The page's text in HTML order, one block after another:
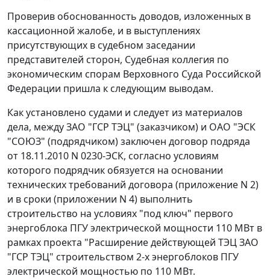
Проверив обоснованность доводов, изложенных в
кассационной жалобе, и в выступлениях
присутствующих в судебном заседании
представителей сторон, Судебная коллегия по
экономическим спорам Верховного Суда Российской
Федерации пришла к следующим выводам.
Как установлено судами и следует из материалов
дела, между ЗАО "ГСР ТЭЦ" (заказчиком) и ОАО "ЭСК
"СОЮЗ" (подрядчиком) заключен договор подряда
от 18.11.2010 N 0230-ЭСК, согласно условиям
которого подрядчик обязуется на основании
технических требований договора (приложение N 2)
и в сроки (приложении N 4) выполнить
строительство на условиях "под ключ" первого
энергоблока ПГУ электрической мощности 110 МВт в
рамках проекта "Расширение действующей ТЭЦ ЗАО
"ГСР ТЭЦ" строительством 2-х энергоблоков ПГУ
электрической мощностью по 110 МВт.